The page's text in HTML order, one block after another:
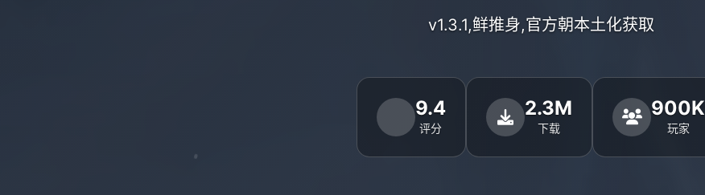
v1.3.1,鲜推身,官方朝本土化获取
9.4
评分
2.3M
下载
900K
玩家